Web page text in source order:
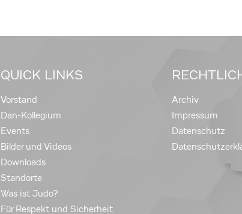
QUICK LINKS
Vorstand
Dan-Kollegium
Events
Bilder und Videos
Downloads
Standorte
Was ist Judo?
Für Respekt und Sicherheit
Archiv
Impressum
Datenschutz